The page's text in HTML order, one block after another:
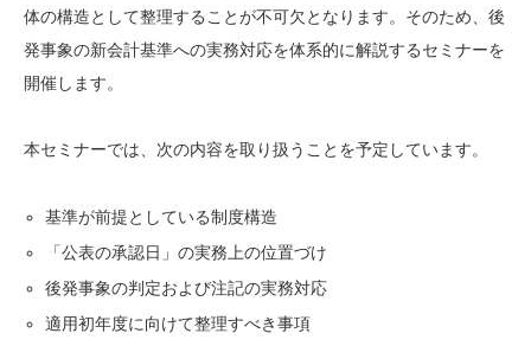
体の構造として整理することが不可欠となります。そのため、後
発事象の新会計基準への実務対応を体系的に解説するセミナーを
開催します。
本セミナーでは、次の内容を取り扱うことを予定しています。
基準が前提としている制度構造
「公表の承認日」の実務上の位置づけ
後発事象の判定および注記の実務対応
適用初年度に向けて整理すべき事項